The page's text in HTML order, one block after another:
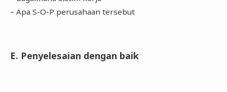
– Apa S-O-P perusahaan tersebut
E. Penyelesaian dengan baik